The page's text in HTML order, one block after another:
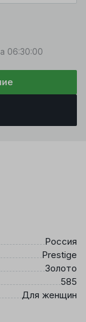
06:30:00
Россия
Prestige
Золото
585
Для женщин